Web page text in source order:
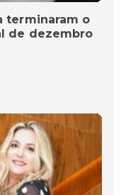
terminaram o
de dezembro